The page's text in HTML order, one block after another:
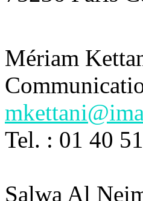
Mériam
Tel. : 01 40
Salwa Al